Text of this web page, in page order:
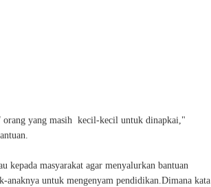
orang yang masih kecil-kecil untuk dinapkai,"
kepada masyarakat agar menyalurkan bantuan
anaknya untuk mengenyam pendidikan.Dimana kata